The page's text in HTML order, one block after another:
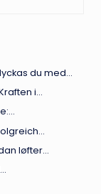
du med…
i…
løfter…